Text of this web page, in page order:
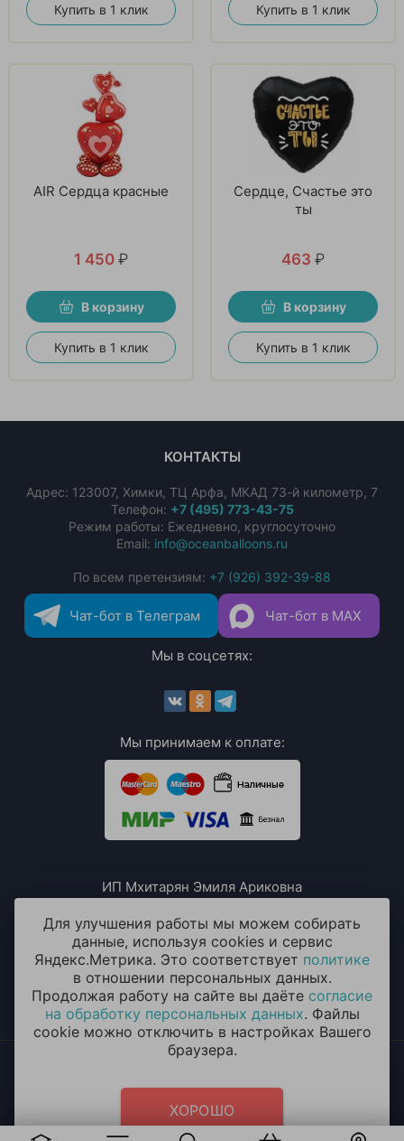
Купить в 1 клик Купить в 1 клик
AIR Сердца красные
1 450 ₽
В корзину
Купить в 1 клик
Сердце, Счастье это
ты
463 ₽
В корзину
Купить в 1 клик
КОНТАКТЫ
Адрес: 123007, Химки, ТЦ Арфа, МКАД 73-й километр, 7
Телефон: +7 (495) 773-43-75
Режим работы: Ежедневно, круглосуточно
Email: info@oceanballoons.ru
По всем претензиям: +7 (926) 392-39-88
Чат-бот в Телеграм Чат-бот в MAX
Мы в соцсетях:
Мы принимаем к оплате:
ИП Мхитарян Эмиля Ариковна
ИНН: 771385063807
ОГРН / ОГРНИП: 319508100076230
2014 - 2026 © «ОКЕАН ШАРОВ» Воздушные шары с
Политика конфиденциальности
согласие на обработку
персональных данных
Для улучшения работы мы можем собирать
данные, используя cookies и сервис
Яндекс.Метрика. Это соответствует политике
в отношении персональных данных.
Продолжая работу на сайте вы даёте согласие
на обработку персональных данных. Файлы
cookie можно отключить в настройках Вашего
браузера.
ХОРОШО